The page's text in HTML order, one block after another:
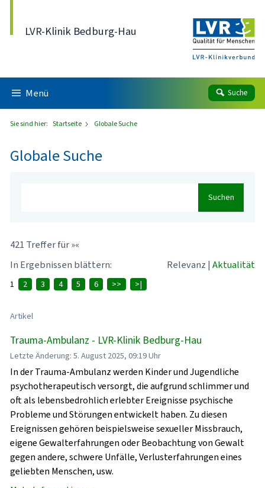
LVR-Klinik Bedburg-Hau
Menü Suche
Sie sind hier: Startseite Globale Suche
Globale Suche
Suchen
421 Treffer für »«
In Ergebnissen blättern:
Relevanz | Aktualität
1 2 3 4 5 6 >> >|
Artikel
Trauma-Ambulanz - LVR-Klinik Bedburg-Hau
Letzte Änderung: 5. August 2025, 09:19 Uhr
In der Trauma-Ambulanz werden Kinder und Jugendliche
psychotherapeutisch versorgt, die aufgrund schlimmer und
oft als lebensbedrohlich erlebter Ereignisse psychische
Probleme und Störungen entwickelt haben. Zu diesen
Ereignissen gehören beispielsweise sexueller Missbrauch,
eigene Gewalterfahrungen oder Beobachtung von Gewalt
gegen andere, schwere Unfälle, Verlusterfahrungen eines
geliebten Menschen, usw.